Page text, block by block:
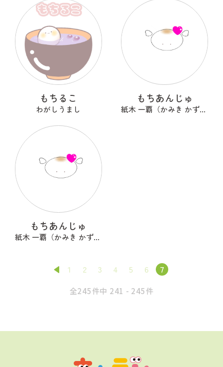
もちるこ
わがしうまし
もちあんじゅ
紙木 一覇（かみき かずは）
もちあんじゅ
紙木 一覇（かみき かずは）
1 2 3 4 5 6 7
全245件中 241 - 245件